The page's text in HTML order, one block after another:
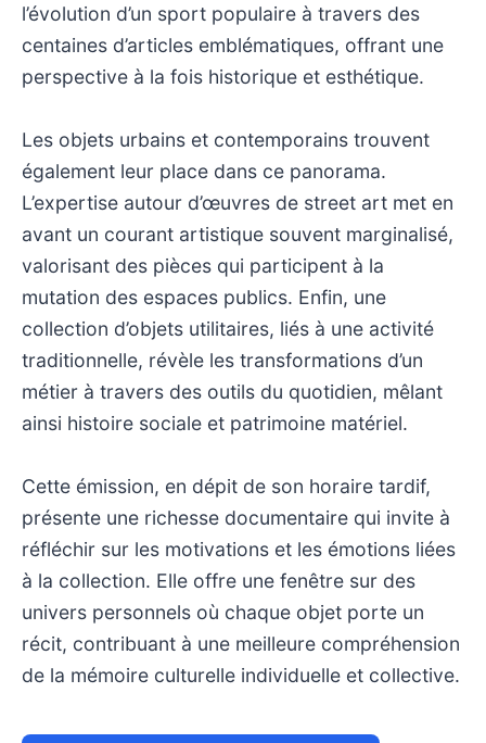
l’évolution d’un sport populaire à travers des
centaines d’articles emblématiques, offrant une
perspective à la fois historique et esthétique.
Les objets urbains et contemporains trouvent
également leur place dans ce panorama.
L’expertise autour d’œuvres de street art met en
avant un courant artistique souvent marginalisé,
valorisant des pièces qui participent à la
mutation des espaces publics. Enfin, une
collection d’objets utilitaires, liés à une activité
traditionnelle, révèle les transformations d’un
métier à travers des outils du quotidien, mêlant
ainsi histoire sociale et patrimoine matériel.
Cette émission, en dépit de son horaire tardif,
présente une richesse documentaire qui invite à
réfléchir sur les motivations et les émotions liées
à la collection. Elle offre une fenêtre sur des
univers personnels où chaque objet porte un
récit, contribuant à une meilleure compréhension
de la mémoire culturelle individuelle et collective.